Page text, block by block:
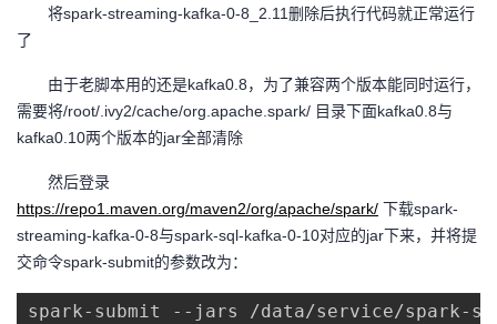
将spark-streaming-kafka-0-8_2.11删除后执行代码就正常运行
了
由于老脚本用的还是kafka0.8，为了兼容两个版本能同时运行，
需要将/root/.ivy2/cache/org.apache.spark/ 目录下面kafka0.8与
kafka0.10两个版本的jar全部清除
然后登录
https://repo1.maven.org/maven2/org/apache/spark/ 下载spark-
streaming-kafka-0-8与spark-sql-kafka-0-10对应的jar下来，并将提
交命令spark-submit的参数改为：
spark-submit --jars /data/service/spark-